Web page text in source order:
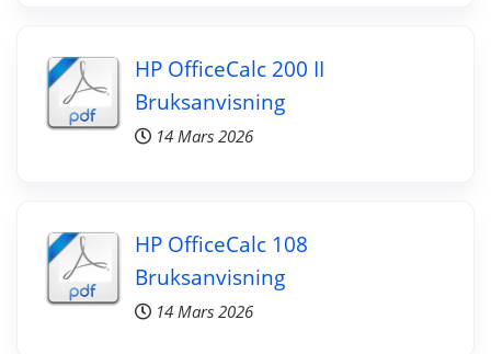
HP OfficeCalc 200 II
Bruksanvisning
14 Mars 2026
HP OfficeCalc 108
Bruksanvisning
14 Mars 2026